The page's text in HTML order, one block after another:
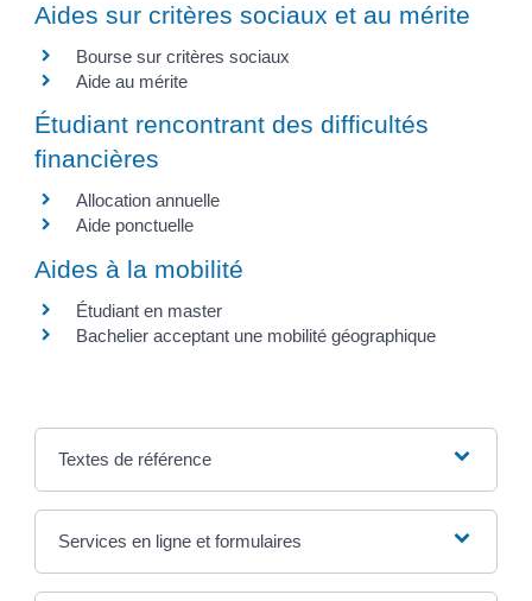
Aides sur critères sociaux et au mérite
Bourse sur critères sociaux
Aide au mérite
Étudiant rencontrant des difficultés
financières
Allocation annuelle
Aide ponctuelle
Aides à la mobilité
Étudiant en master
Bachelier acceptant une mobilité géographique
Textes de référence
Services en ligne et formulaires